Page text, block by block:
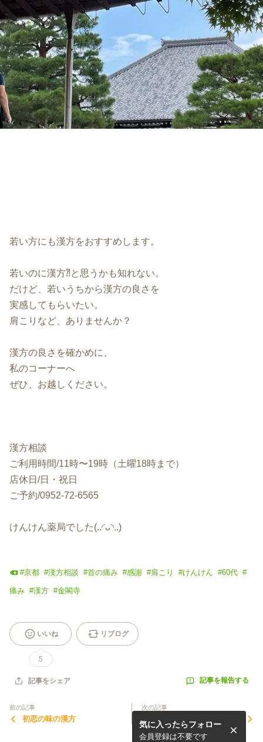
若い方にも漢方をおすすめします。
若いのに漢方⁈と思うかも知れない。
だけど、若いうちから漢方の良さを
実感してもらいたい。
肩こりなど、ありませんか？
漢方の良さを確かめに、
私のコーナーへ
ぜひ、お越しください。
漢方相談
ご利用時間/11時〜19時（土曜18時まで）
店休日/日・祝日
ご予約/0952-72-6565
けんけん薬局でした(..◜ᴗ◝..)
#京都 #漢方相談 #首の痛み #感謝 #肩こり #けんけん #60代 #
痛み #漢方 #金閣寺
いいね
5
リブログ
記事をシェア 記事を報告する
前の記事
初恋の味の漢方
次の記事
まずは氣を整える漢方を！
気に入ったらフォロー
会員登録は不要です